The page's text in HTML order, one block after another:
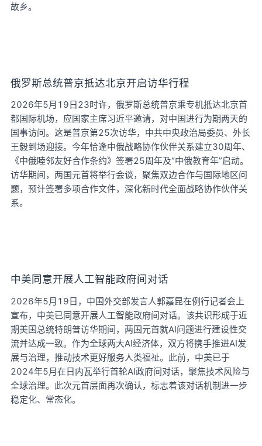
故乡。
俄罗斯总统普京抵达北京开启访华行程
2026年5月19日23时许，俄罗斯总统普京乘专机抵达北京首
都国际机场，应国家主席习近平邀请，对中国进行为期两天的
国事访问。这是普京第25次访华，中共中央政治局委员、外长
王毅到场迎接。今年恰逢中俄战略协作伙伴关系建立30周年、
《中俄睦邻友好合作条约》签署25周年及“中俄教育年”启动。
访华期间，两国元首将举行会谈，聚焦双边合作与国际地区问
题，预计签署多项合作文件，深化新时代全面战略协作伙伴关
系。
中美同意开展人工智能政府间对话
2026年5月19日，中国外交部发言人郭嘉昆在例行记者会上
宣布，中美已同意开展人工智能政府间对话。该共识形成于近
期美国总统特朗普访华期间，两国元首就AI问题进行建设性交
流并达成一致。作为全球两大AI经济体，双方将携手推进AI发
展与治理，推动技术更好服务人类福祉。此前，中美已于
2024年5月在日内瓦举行首轮AI政府间对话，聚焦技术风险与
全球治理。此次元首层面再次确认，标志着该对话机制进一步
稳定化、常态化。